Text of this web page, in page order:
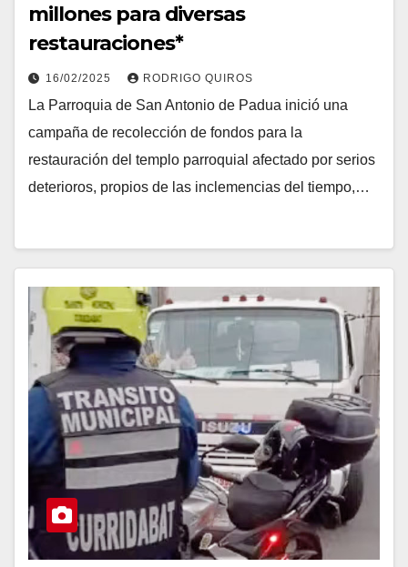
millones para diversas
restauraciones*
16/02/2025 RODRIGO QUIROS
La Parroquia de San Antonio de Padua inició una
campaña de recolección de fondos para la
restauración del templo parroquial afectado por serios
deterioros, propios de las inclemencias del tiempo,…